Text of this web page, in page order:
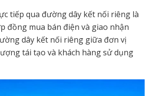
tiếp qua đường dây kết nối riêng là
đồng mua bán điện và giao nhận
dây kết nối riêng giữa đơn vị
tái tạo và khách hàng sử dụng